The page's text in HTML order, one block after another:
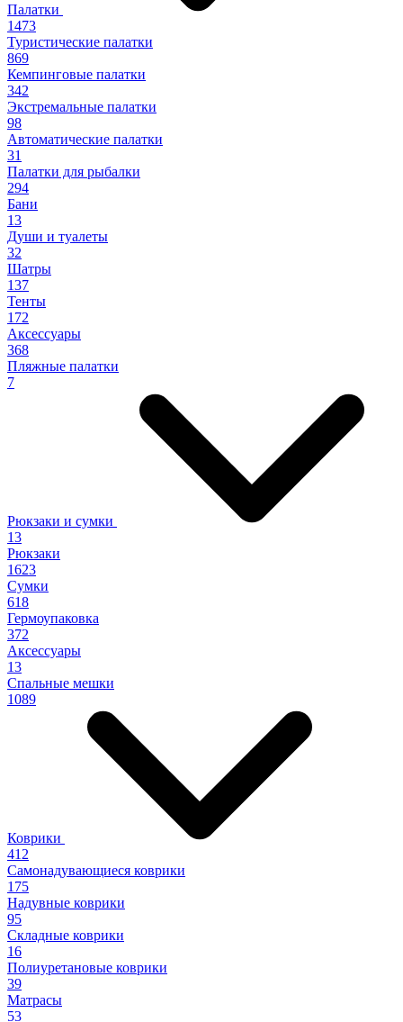
Палатки
1473
Туристические палатки
869
Кемпинговые палатки
342
Экстремальные палатки
98
Автоматические палатки
31
Палатки для рыбалки
294
Бани
13
Души и туалеты
32
Шатры
137
Тенты
172
Аксессуары
368
Пляжные палатки
7
Рюкзаки и сумки
13
Рюкзаки
1623
Сумки
618
Гермоупаковка
372
Аксессуары
13
Спальные мешки
1089
Коврики
412
Самонадувающиеся коврики
175
Надувные коврики
95
Складные коврики
16
Полиуретановые коврики
39
Матрасы
53